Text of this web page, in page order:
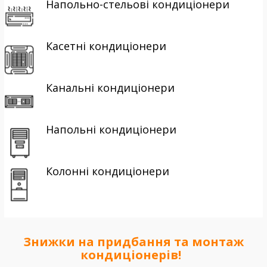
Напольно-стельові кондиціонери
Касетні кондиціонери
Канальні кондиціонери
Напольні кондиціонери
Колонні кондиціонери
Знижки на придбання та монтаж
кондиціонерів!